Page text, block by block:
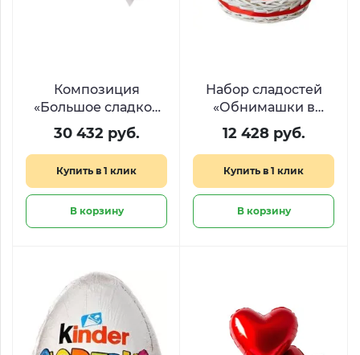
Композиция
«Большое сладкое
сердце» из Raffaello
и Ferrero
30 432 руб.
Купить в 1 клик
В корзину
Набор сладостей
«Обнимашки в
корзинке»
12 428 руб.
Купить в 1 клик
В корзину